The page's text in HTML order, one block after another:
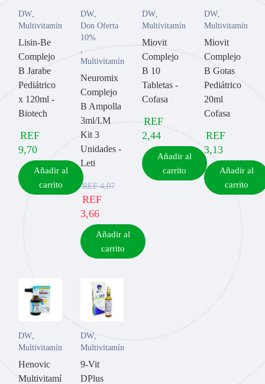
DW
Multivitamínicos
Lisin-Be
Complejo
B Jarabe
Pediátrico
x 120ml -
Biotech
REF
9,70
Añadir al
carrito
DW,
Don Oferta
10%
Multivitamínicos
Neuromix
Complejo
B Ampolla
3ml/I.M
Kit 3
Unidades -
Leti
REF4,07
REF
3,66
Añadir al
carrito
DW
Multivitamínicos
Miovit
Complejo
B 10
Tabletas -
Cofasa
REF
2,44
Añadir al
carrito
DW,
Multivitamínicos
Miovit
Complejo
B Gotas
Pediátrico
20ml
Cofasa
REF
3,13
Añadir al
carrito
DW,
Multivitamínicos
Henovic
Multivitamí
DW,
Multivitamínicos
9-Vit
DPlus